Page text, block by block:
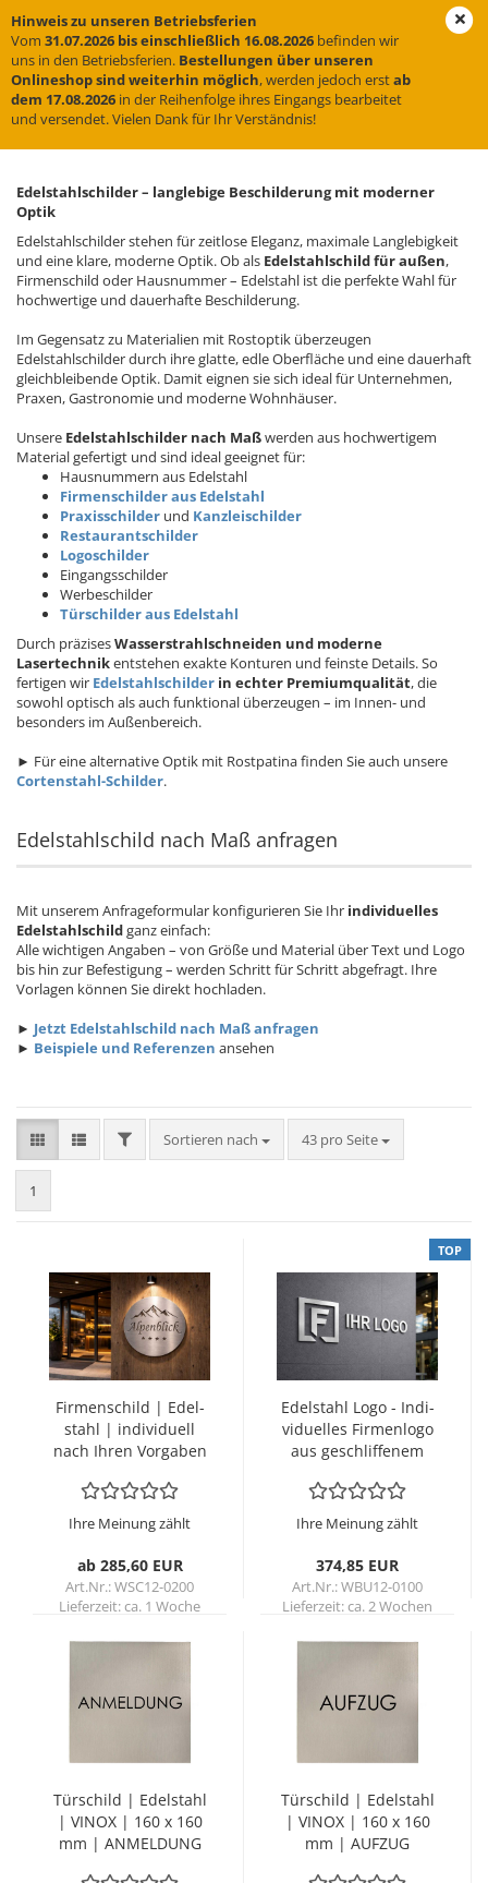
Hinweis zu unseren Betriebsferien
Vom 31.07.2026 bis einschließlich 16.08.2026 befinden wir
uns in den Betriebsferien. Bestellungen über unseren
Onlineshop sind weiterhin möglich, werden jedoch erstab
dem 17.08.2026 in der Reihenfolge ihres Eingangs bearbeitet
und versendet. Vielen Dank für Ihr Verständnis!
Edelstahlschilder – hochwertige Metallschilder
nach Maß für außen & innen
Edelstahlschilder – langlebige Beschilderung mit moderner
Optik
Edelstahlschilder stehen für zeitlose Eleganz, maximale Langlebigkeit
und eine klare, moderne Optik. Ob als Edelstahlschild für außen,
Firmenschild oder Hausnummer – Edelstahl ist die perfekte Wahl für
hochwertige und dauerhafte Beschilderung.
Im Gegensatz zu Materialien mit Rostoptik überzeugen
Edelstahlschilder durch ihre glatte, edle Oberfläche und eine dauerhaft
gleichbleibende Optik. Damit eignen sie sich ideal für Unternehmen,
Praxen, Gastronomie und moderne Wohnhäuser.
Unsere Edelstahlschilder nach Maßwerden aus hochwertigem
Material gefertigt und sind ideal geeignet für:
Hausnummern aus Edelstahl
Firmenschilder aus Edelstahl
Praxisschilder und Kanzleischilder
Restaurantschilder
Logoschilder
Eingangsschilder
Werbeschilder
Türschilder aus Edelstahl
Durch präzisesWasserstrahlschneiden und moderne
Lasertechnikentstehen exakte Konturen und feinste Details. So
fertigen wir Edelstahlschilder in echter Premiumqualität, die
sowohl optisch als auch funktional überzeugen – im Innen- und
besonders im Außenbereich.
► Für eine alternative Optik mit Rostpatina finden Sie auch unsere
Cortenstahl-Schilder.
Edelstahlschild nach Maß anfragen
Mit unserem Anfrageformular konfigurieren Sie Ihr individuelles
Edelstahlschildganz einfach:
Alle wichtigen Angaben – von Größe und Material über Text und Logo
bis hin zur Befestigung – werden Schritt für Schritt abgefragt. Ihre
Vorlagen können Sie direkt hochladen.
► Jetzt Edelstahlschild nach Maß anfragen
► Beispiele und Referenzen ansehen
FILTERSortieren nach
Sortieren nach 43 pro Seite
pro Seite
1
Fir­men­schild | Edel­
stahl | in­di­vi­du­ell
nach Ihren Vor­ga­ben
Ihre Meinung zählt
ab 285,60 EUR
Art.Nr.: WSC12-0200
Lieferzeit:ca. 1 Woche
TOP
Edel­stahl Logo - In­di­
vi­du­el­les Fir­men­lo­go
aus ge­schlif­fe­nem
Ihre Meinung zählt
374,85 EUR
Art.Nr.: WBU12-0100
Lieferzeit:ca. 2 Wochen
Tür­schild | Edel­stahl
| VINOX | 160 x 160
mm | AN­MEL­DUNG
Tür­schild | Edel­stahl
| VINOX | 160 x 160
mm | AUF­ZUG